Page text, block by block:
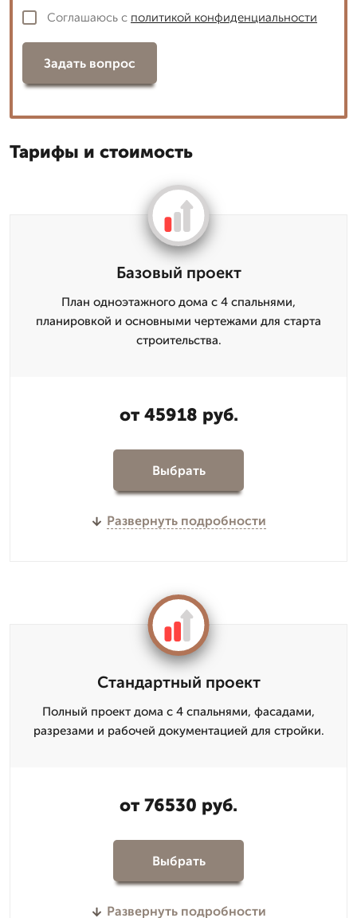
Соглашаюсь с политикой конфиденциальности
Задать вопрос
Тарифы и стоимость
Базовый проект
План одноэтажного дома с 4 спальнями,
планировкой и основными чертежами для старта
строительства.
от 45918 руб.
Выбрать
Развернуть подробности
Стандартный проект
Полный проект дома с 4 спальнями, фасадами,
разрезами и рабочей документацией для стройки.
от 76530 руб.
Выбрать
Развернуть подробности